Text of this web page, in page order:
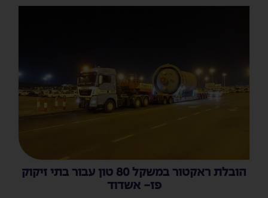
הובלת ראקטור במשקל 80 טון עבור בתי זיקוק
פז- אשדוד